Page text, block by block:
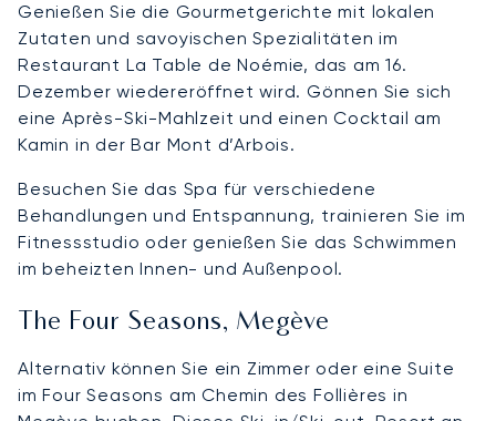
Genießen Sie die Gourmetgerichte mit lokalen
Zutaten und savoyischen Spezialitäten im
Restaurant La Table de Noémie, das am 16.
Dezember wiedereröffnet wird. Gönnen Sie sich
eine Après-Ski-Mahlzeit und einen Cocktail am
Kamin in der Bar Mont d’Arbois.
Besuchen Sie das Spa für verschiedene
Behandlungen und Entspannung, trainieren Sie im
Fitnessstudio oder genießen Sie das Schwimmen
im beheizten Innen- und Außenpool.
The Four Seasons, Megève
Alternativ können Sie ein Zimmer oder eine Suite
im Four Seasons am Chemin des Follières in